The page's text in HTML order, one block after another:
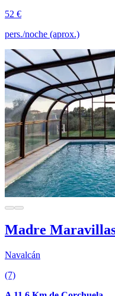
52 €
pers./noche (aprox.)
Madre
Navalcán
(7)